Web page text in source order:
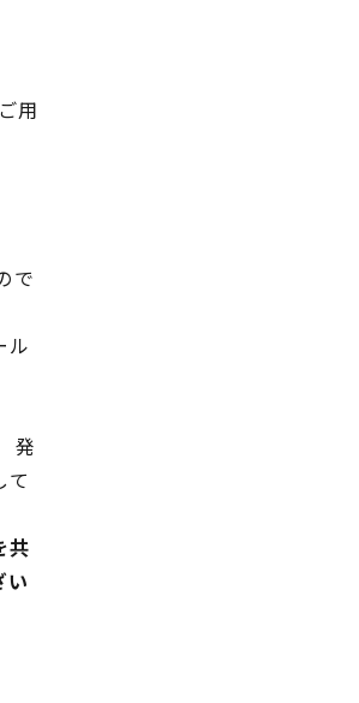
用
で
ル
発
て
共
い